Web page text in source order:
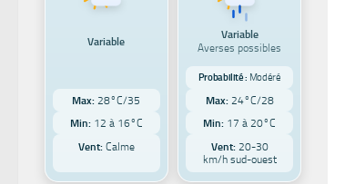
Variable
Max: 28°C/35
Min: 12 à 16°C
Vent:Calme
Variable
Averses possibles
Probabilité : Modéré
Max: 24°C/28
Min: 17 à 20°C
Vent:20-30
km/h sud-ouest